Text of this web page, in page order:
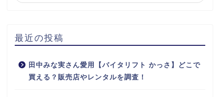
最近の投稿
田中みな実さん愛用【バイタリフト かっさ】どこで
買える？販売店やレンタルを調査！